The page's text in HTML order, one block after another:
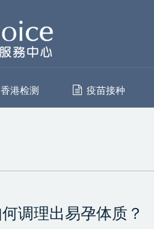
香港检测 疫苗接种
调理出易孕体质？